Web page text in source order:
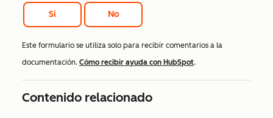
Si No
Este formulario se utiliza solo para recibir comentarios a la
documentación. Cómo recibir ayuda con HubSpot.
Contenido relacionado